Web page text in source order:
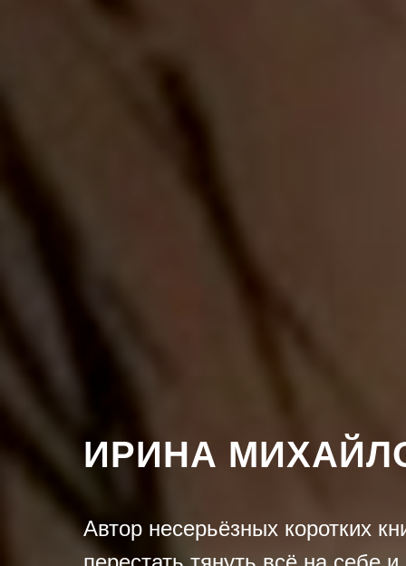
ИРИНА
Автор несерьёзных коротких